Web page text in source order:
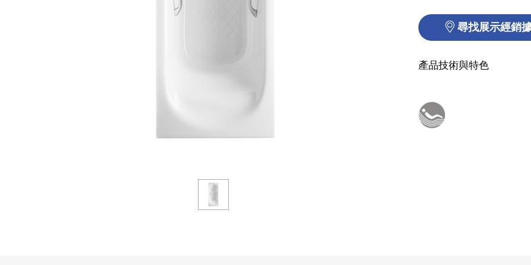
尋找展示經銷
產品技術與特色